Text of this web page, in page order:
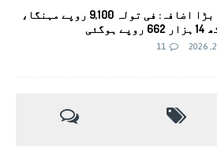
سونے میں بڑا اضافہ: فی تولہ 9,100 روپے مہنگا،
11